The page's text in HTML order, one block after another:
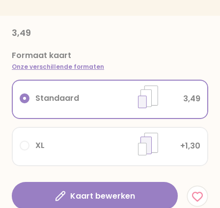
3,49
Formaat kaart
Onze verschillende formaten
XL +1,30
Standaard 3,49
Kaart bewerken